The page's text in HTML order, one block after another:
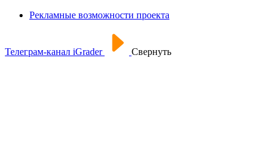
Рекламные возможности проекта
Телеграм-канал iGrader Свернуть